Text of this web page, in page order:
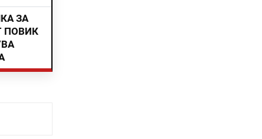
ЗА
ПОВИК